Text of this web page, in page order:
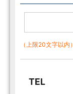
（上限20文字以内）
TEL